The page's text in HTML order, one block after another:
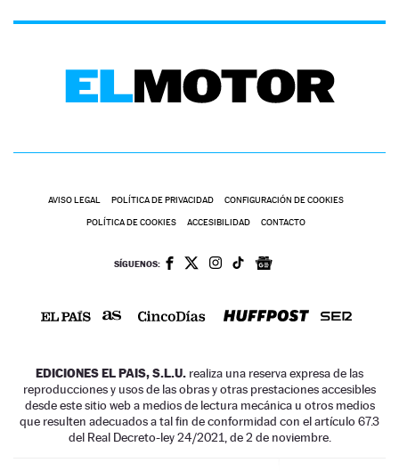
AVISO LEGAL POLÍTICA DE PRIVACIDAD CONFIGURACIÓN DE COOKIES
POLÍTICA DE COOKIES ACCESIBILIDAD CONTACTO
SÍGUENOS:
EDICIONES EL PAIS, S.L.U. realiza una reserva expresa de las
reproducciones y usos de las obras y otras prestaciones accesibles
desde este sitio web a medios de lectura mecánica u otros medios
que resulten adecuados a tal fin de conformidad con el artículo 67.3
del Real Decreto-ley 24/2021, de 2 de noviembre.